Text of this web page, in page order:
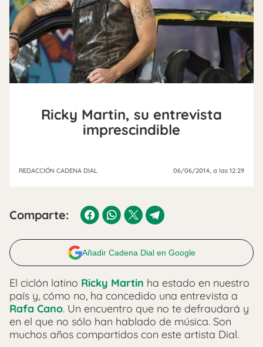
Ricky Martin, su entrevista
imprescindible
REDACCIÓN CADENA DIAL 06/06/2014 , a las 12:29
Comparte:
Añadir Cadena Dial en Google
El ciclón latino Ricky Martin ha estado en nuestro
país y, cómo no, ha concedido una entrevista a
Rafa Cano. Un encuentro que no te defraudará y
en el que no sólo han hablado de música. Son
muchos años compartidos con este artista Dial.